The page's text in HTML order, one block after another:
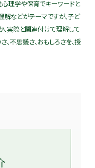
心理学や保育でキーワードと
解などがテーマですが、子ど
、実際と関連付けて理解して
、不思議さ、おもしろさを、授